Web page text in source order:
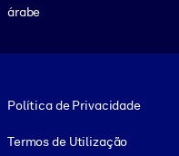
árabe
Política de Privacidade
Termos de Utilização